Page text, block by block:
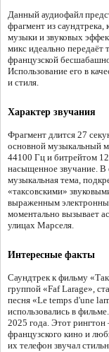
Данный аудиофайл
фрагмент из
музыки и звуковых
микс идеально передаёт
французской
Использование его в
и стиля.
Характер звучания
Фрагмент длится 27
основной музыкальный
44100 Гц и битрейтом
насыщенное звучание. В
музыкальная тема,
«таксовскими»
выраженным
моментально вызывает
улицах Марселя.
Интересные факты
Саундтрек к фильму
группой «Faf Larage»,
песня «Le temps d'une
использовались в
2025 года. Этот
французского кино и
их телефон звучал